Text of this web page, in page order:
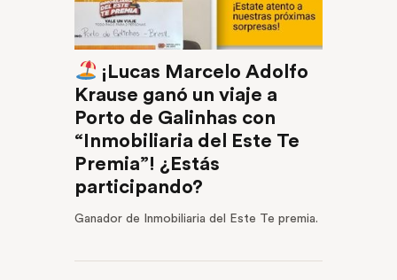
¡Lucas Marcelo Adolfo
Krause ganó un viaje a
Porto de Galinhas con
“Inmobiliaria del Este Te
Premia”! ¿Estás
participando?
Ganador de Inmobiliaria del Este Te premia.